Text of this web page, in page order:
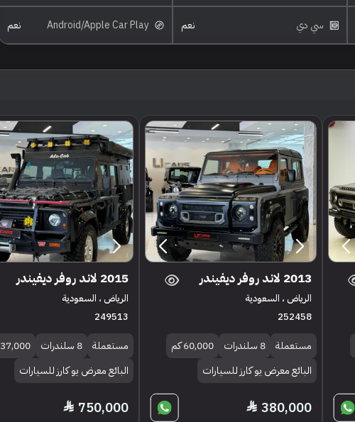
سي دي نعم نعم
2013 لاند روفر ديفيندر
الرياض ، السعودية
252458
مستعملة 8 سلندرات
60,000 كم
البائع معرض يو كارز للسيارات
380,000
2015 لاند روفر ديفيندر
الرياض ، السعودية
249513
مستعملة 8 سلندرات
37,000 كم
البائع معرض يو كارز للسيارات
750,000